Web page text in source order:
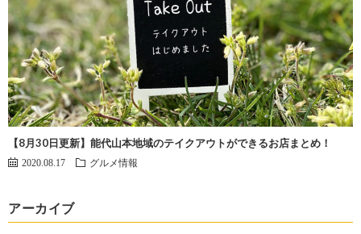
【8月30日更新】能代山本地域のテイクアウトができるお店まとめ！
2020.08.17 グルメ情報
アーカイブ